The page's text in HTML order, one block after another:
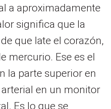
a aproximadamente
significa que la
que late el corazón,
mercurio. Ese es el
la parte superior en
en un monitor
Es lo que se